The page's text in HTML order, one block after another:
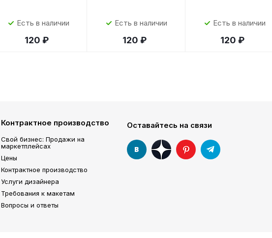
Есть в наличии
120 ₽
Есть в наличии
120 ₽
Есть в наличии
120 ₽
Контрактное производство
Свой бизнес: Продажи на
маркетплейсах
Цены
Контрактное производство
Услуги дизайнера
Требования к макетам
Вопросы и ответы
Оставайтесь на связи